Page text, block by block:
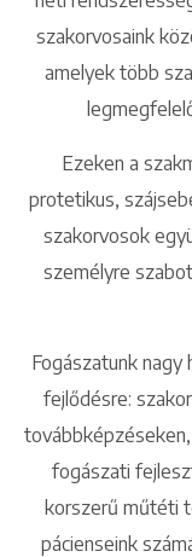
szakorvosaink
amelyek több
Ezeken a
protetikus,
szakorvosok
személyre
Fogászatunk
fejlődésre:
fogászati
korszerű műtéti
pácienseink